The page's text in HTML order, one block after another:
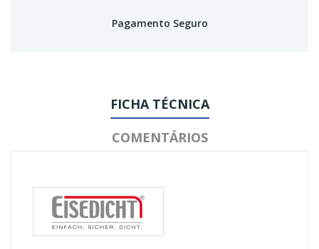
Pagamento Seguro
FICHA TÉCNICA
COMENTÁRIOS